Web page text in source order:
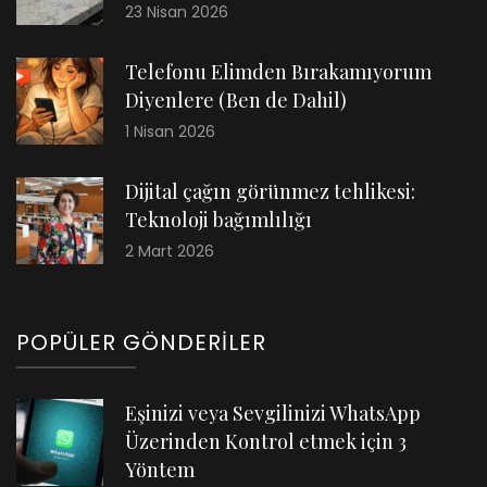
23 Nisan 2026
Telefonu Elimden Bırakamıyorum
Diyenlere (Ben de Dahil)
1 Nisan 2026
Dijital çağın görünmez tehlikesi:
Teknoloji bağımlılığı
2 Mart 2026
POPÜLER GÖNDERILER
Eşinizi veya Sevgilinizi WhatsApp
Üzerinden Kontrol etmek için 3
Yöntem